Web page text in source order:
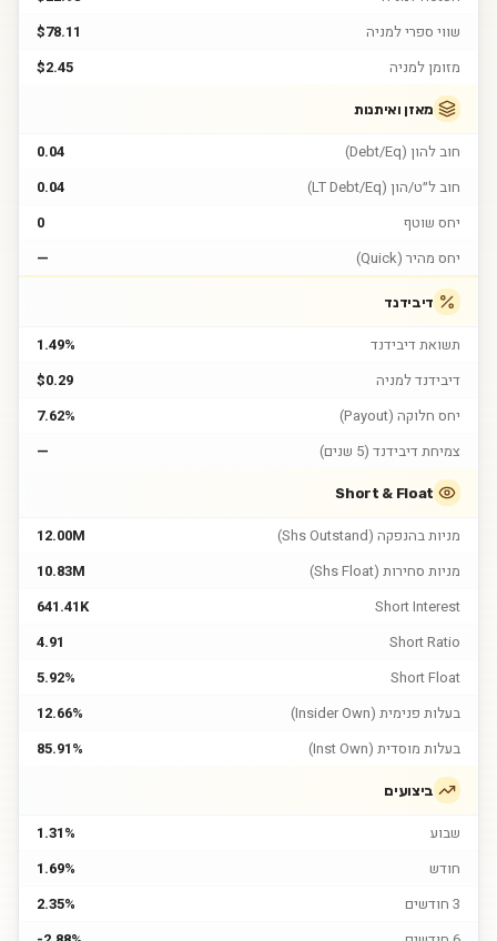
שווי ספרי למניה
$78.11
מזומן למניה
$2.45
מאזן ואיתנות
חוב להון (Debt/Eq)
0.04
חוב ל״ט/הון (LT Debt/Eq)
0.04
יחס שוטף
0
יחס מהיר (Quick)
—
דיבידנד
תשואת דיבידנד
1.49%
דיבידנד למניה
$0.29
יחס חלוקה (Payout)
7.62%
צמיחת דיבידנד (5 שנים)
—
Short & Float
מניות בהנפקה (Shs Outstand)
12.00M
מניות סחירות (Shs Float)
10.83M
Short Interest
641.41K
Short Ratio
4.91
Short Float
5.92%
בעלות פנימית (Insider Own)
12.66%
בעלות מוסדית (Inst Own)
85.91%
ביצועים
שבוע
1.31%
חודש
1.69%
3 חודשים
2.35%